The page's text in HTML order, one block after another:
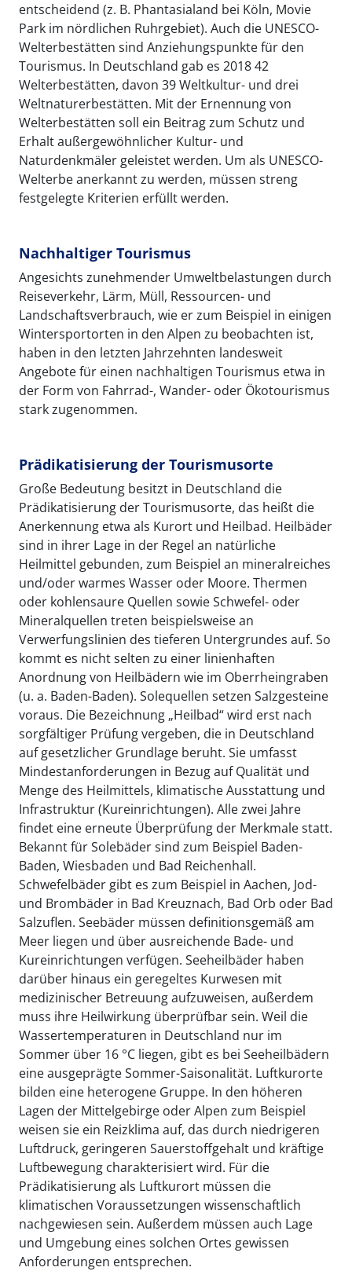
entscheidend (z. B. Phantasialand bei Köln, Movie
Park im nördlichen Ruhrgebiet). Auch die UNESCO-
Welterbestätten sind Anziehungspunkte für den
Tourismus. In Deutschland gab es 2018 42
Welterbestätten, davon 39 Weltkultur- und drei
Weltnaturerbestätten. Mit der Ernennung von
Welterbestätten soll ein Beitrag zum Schutz und
Erhalt außergewöhnlicher Kultur- und
Naturdenkmäler geleistet werden. Um als UNESCO-
Welterbe anerkannt zu werden, müssen streng
festgelegte Kriterien erfüllt werden.
Nachhaltiger Tourismus
Angesichts zunehmender Umweltbelastungen durch
Reiseverkehr, Lärm, Müll, Ressourcen- und
Landschaftsverbrauch, wie er zum Beispiel in einigen
Wintersportorten in den Alpen zu beobachten ist,
haben in den letzten Jahrzehnten landesweit
Angebote für einen nachhaltigen Tourismus etwa in
der Form von Fahrrad-, Wander- oder Ökotourismus
stark zugenommen.
Prädikatisierung der Tourismusorte
Große Bedeutung besitzt in Deutschland die
Prädikatisierung der Tourismusorte, das heißt die
Anerkennung etwa als Kurort und Heilbad. Heilbäder
sind in ihrer Lage in der Regel an natürliche
Heilmittel gebunden, zum Beispiel an mineralreiches
und/oder warmes Wasser oder Moore. Thermen
oder kohlensaure Quellen sowie Schwefel- oder
Mineralquellen treten beispielsweise an
Verwerfungslinien des tieferen Untergrundes auf. So
kommt es nicht selten zu einer linienhaften
Anordnung von Heilbädern wie im Oberrheingraben
(u. a. Baden-Baden). Solequellen setzen Salzgesteine
voraus. Die Bezeichnung „Heilbad“ wird erst nach
sorgfältiger Prüfung vergeben, die in Deutschland
auf gesetzlicher Grundlage beruht. Sie umfasst
Mindestanforderungen in Bezug auf Qualität und
Menge des Heilmittels, klimatische Ausstattung und
Infrastruktur (Kureinrichtungen). Alle zwei Jahre
findet eine erneute Überprüfung der Merkmale statt.
Bekannt für Solebäder sind zum Beispiel Baden-
Baden, Wiesbaden und Bad Reichenhall.
Schwefelbäder gibt es zum Beispiel in Aachen, Jod-
und Brombäder in Bad Kreuznach, Bad Orb oder Bad
Salzuflen. Seebäder müssen definitionsgemäß am
Meer liegen und über ausreichende Bade- und
Kureinrichtungen verfügen. Seeheilbäder haben
darüber hinaus ein geregeltes Kurwesen mit
medizinischer Betreuung aufzuweisen, außerdem
muss ihre Heilwirkung überprüfbar sein. Weil die
Wassertemperaturen in Deutschland nur im
Sommer über 16 °C liegen, gibt es bei Seeheilbädern
eine ausgeprägte Sommer-Saisonalität. Luftkurorte
bilden eine heterogene Gruppe. In den höheren
Lagen der Mittelgebirge oder Alpen zum Beispiel
weisen sie ein Reizklima auf, das durch niedrigeren
Luftdruck, geringeren Sauerstoffgehalt und kräftige
Luftbewegung charakterisiert wird. Für die
Prädikatisierung als Luftkurort müssen die
klimatischen Voraussetzungen wissenschaftlich
nachgewiesen sein. Außerdem müssen auch Lage
und Umgebung eines solchen Ortes gewissen
Anforderungen entsprechen.